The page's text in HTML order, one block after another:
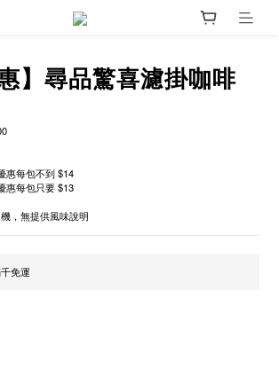
】尋品驚喜濾掛咖啡
惠每包不到 $14
惠每包只要 $13
，無提供風味說明
免運